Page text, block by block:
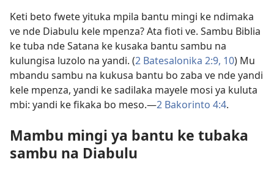
Keti beto fwete yituka mpila bantu mingi ke ndimaka
ve nde Diabulu kele mpenza? Ata fioti ve. Sambu Biblia
ke tuba nde Satana ke kusaka bantu sambu na
kulungisa luzolo na yandi. (2 Batesalonika 2:9, 10) Mu
mbandu sambu na kukusa bantu bo zaba ve nde yandi
kele mpenza, yandi ke sadilaka mayele mosi ya kuluta
mbi: yandi ke fikaka bo meso.—2 Bakorinto 4:4.
Mambu mingi ya bantu ke tubaka
sambu na Diabulu